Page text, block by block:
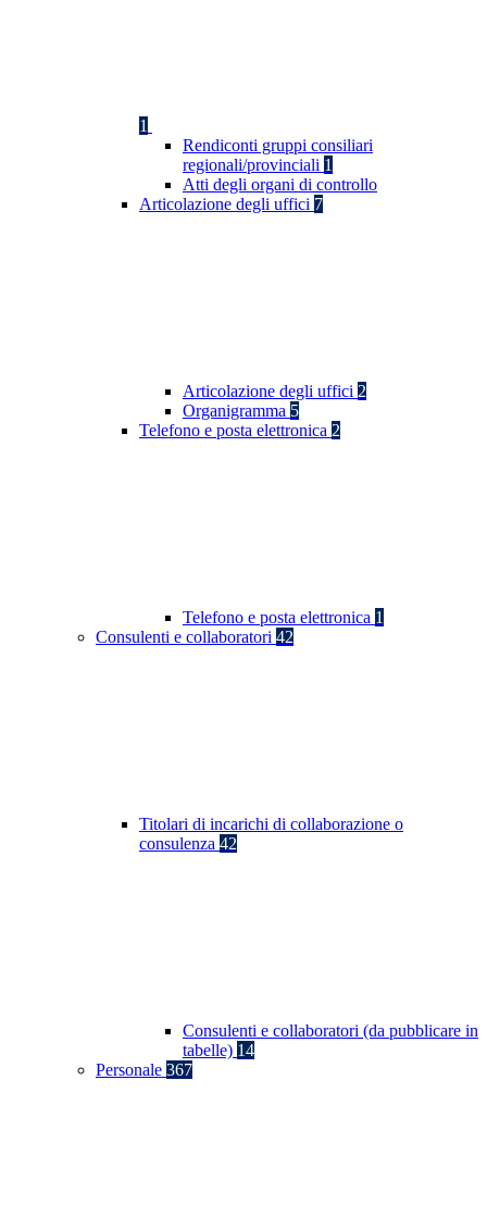
1
Rendiconti gruppi consiliari
regionali/provinciali 1
Atti degli organi di controllo
Articolazione degli uffici 7
Articolazione degli uffici 2
Organigramma 5
Telefono e posta elettronica 2
Telefono e posta elettronica 1
Consulenti e collaboratori 42
Titolari di incarichi di collaborazione o
consulenza 42
Consulenti e collaboratori (da pubblicare in
tabelle) 14
Personale 367